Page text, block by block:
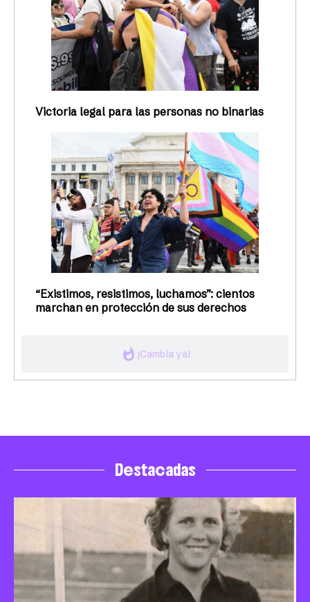
whatshot ¡Cambia ya!
Victoria legal para las personas no binarias
“Existimos, resistimos, luchamos”: cientos
marchan en protección de sus derechos
Destacadas